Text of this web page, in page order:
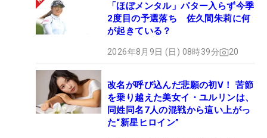
「ほぼメンタル」パター入らず今季
2度目の予選落ち 佐久間朱莉に何
が起きている？
2026年8月9日 (日) 08時39分 20
改名が呼び込んだ悲願の初V！ 苦節
を乗り越えた美女イ・ユルリンは、
同姓同名7人の混戦から這い上がっ
た“新星ヒロイン”